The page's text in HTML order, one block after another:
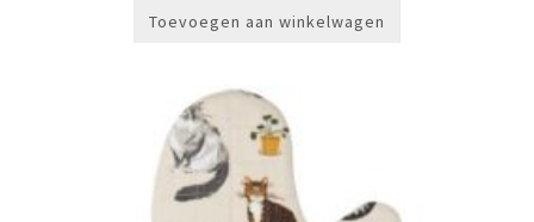
Toevoegen aan winkelwagen